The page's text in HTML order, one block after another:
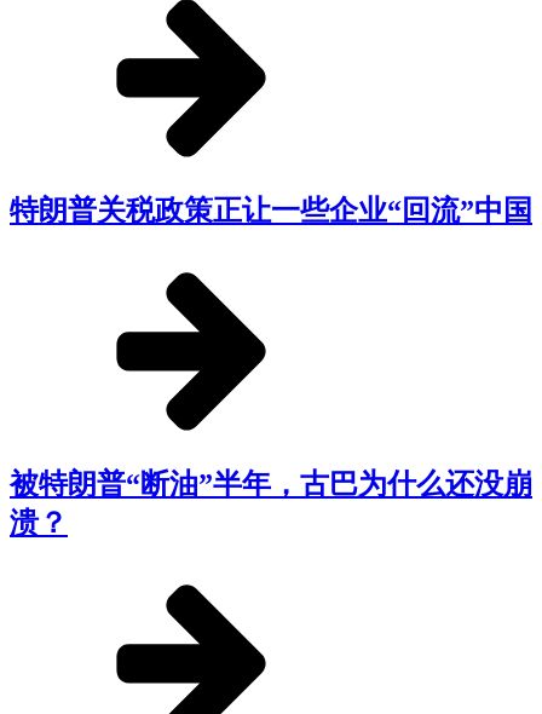
特朗普关税政策正让一些企业“回流”中国
被特朗普“断油”半年，古巴为什么还没崩
溃？